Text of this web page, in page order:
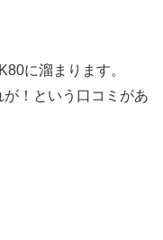
に溜まります。
！という口コミがあ